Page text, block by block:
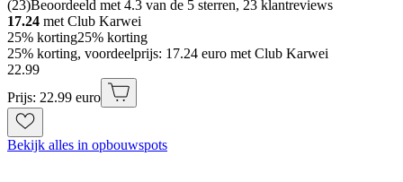
(23)Beoordeeld met 4.3 van de 5 sterren, 23 klantreviews
17.24 met Club Karwei
25% korting25% korting
25% korting, voordeelprijs: 17.24 euro met Club Karwei
22.99
Prijs: 22.99 euro
Bekijk alles in opbouwspots